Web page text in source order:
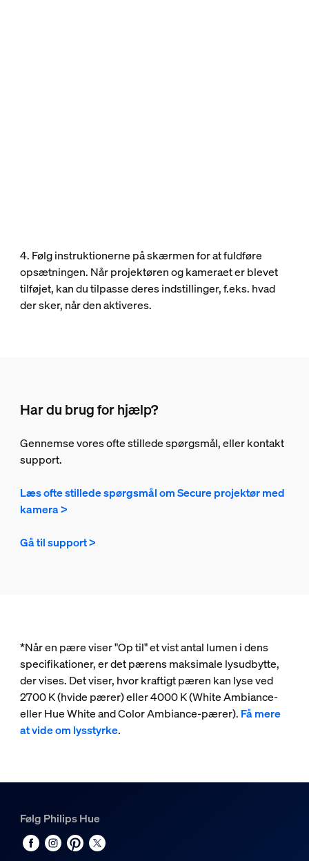
4. Følg instruktionerne på skærmen for at fuldføre
opsætningen. Når projektøren og kameraet er blevet
tilføjet, kan du tilpasse deres indstillinger, f.eks. hvad
der sker, når den aktiveres.
Har du brug for hjælp?
Gennemse vores ofte stillede spørgsmål, eller kontakt
support.
Læs ofte stillede spørgsmål om Secure projektør med
kamera >
Gå til support >
*Når en pære viser "Op til" et vist antal lumen i dens
specifikationer, er det pærens maksimale lysudbytte,
der vises. Det viser, hvor kraftigt pæren kan lyse ved
2700 K (hvide pærer) eller 4000 K (White Ambiance-
eller Hue White and Color Ambiance-pærer). Få mere
at vide om lysstyrke.
Følg Philips Hue